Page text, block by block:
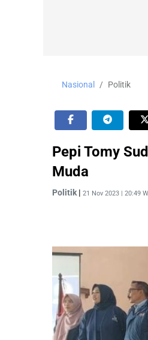
Nasional Politik
Pepi Tomy
Muda
Politik | 21 Nov 2023 | 20:49